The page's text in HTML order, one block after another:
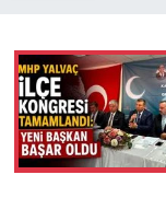
POLİTİKA
RESMİ
SAĞLIK